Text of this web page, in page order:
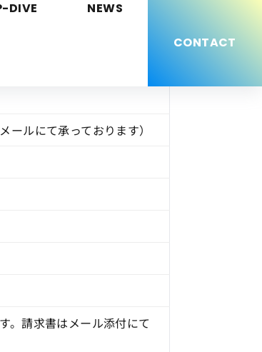
DIVE NEWS
CONTACT
ルにて承っております）
。請求書はメール添付にて